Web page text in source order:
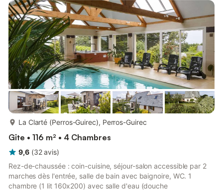
jusqu'aux vacances de la Toussaint (de 10h à 20h). Supplément
de 350€ pour une semaine à régler sur place – Réduct...
La Clarté (Perros-Guirec), Perros-Guirec
Gîte • 116 m² • 4 Chambres
9,6 (32 avis)
Rez-de-chaussée : coin-cuisine, séjour-salon accessible par 2
marches dès l'entrée, salle de bain avec baignoire, WC. 1
chambre (1 lit 160x200) avec salle d'eau (douche